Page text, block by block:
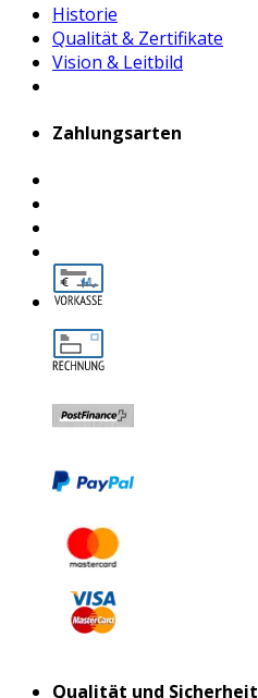
Historie
Qualität & Zertifikate
Vision & Leitbild
Zahlungsarten
Qualität und Sicherheit